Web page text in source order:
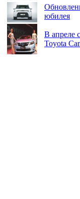
юбилея
В апреле
Toyota